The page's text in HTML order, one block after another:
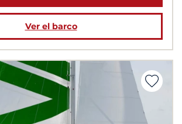
Ver el barco